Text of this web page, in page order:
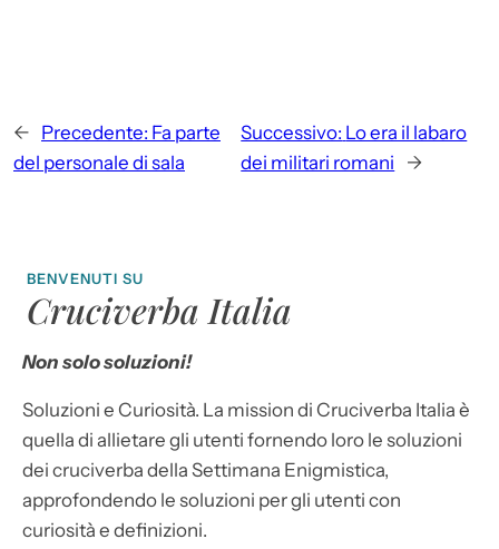
← Precedente: Fa parte
del personale di sala
Successivo: Lo era il labaro
dei militari romani
→
BENVENUTI SU
Cruciverba Italia
Non solo soluzioni!
Soluzioni e Curiosità. La mission di Cruciverba Italia è
quella di allietare gli utenti fornendo loro le soluzioni
dei cruciverba della Settimana Enigmistica,
approfondendo le soluzioni per gli utenti con
curiosità e definizioni.